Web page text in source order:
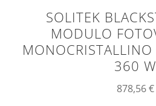
SOLITEK
MODULO
MONOCRISTALLINO
360 W
878,56€